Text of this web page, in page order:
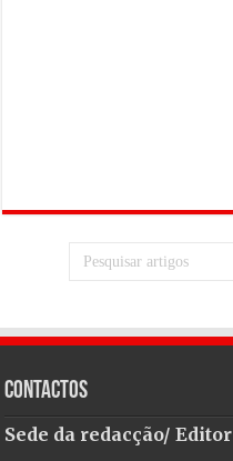
Contactos
Sede da redacção/ Editor